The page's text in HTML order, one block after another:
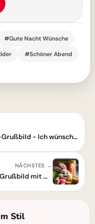
#Gute Nacht Wünsche
#Schöner Abend
Ein süßes Guten-Abend-Grußbild - Ich wünsche dir einen angenehmen Abend!
NÄCHSTES →
Chilliger Abend - Guten-Abend-Grußbild mit Wünschen
Stil